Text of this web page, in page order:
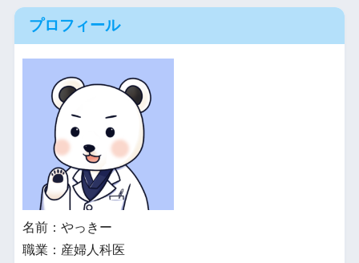
プロフィール
名前：やっきー
職業：産婦人科医